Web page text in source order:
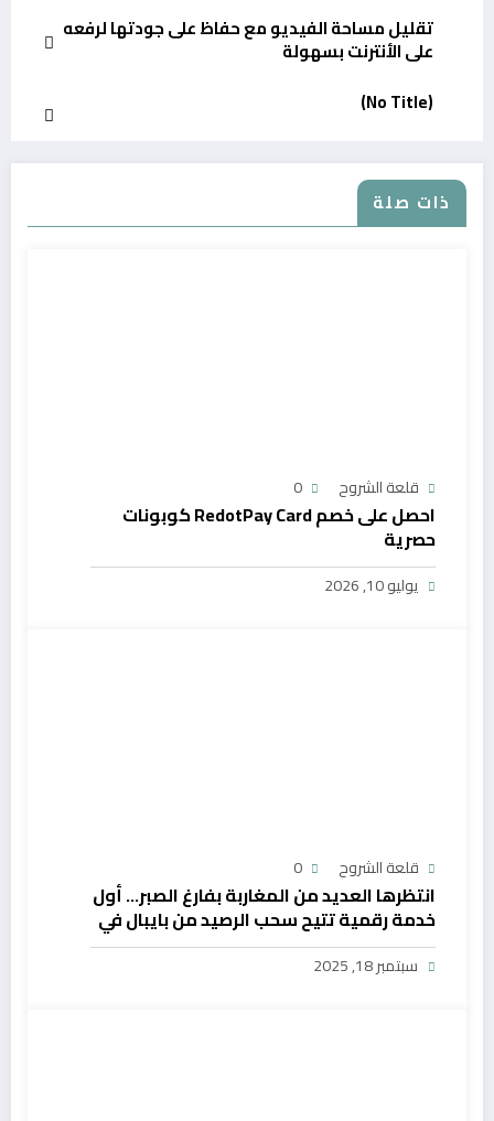
تقليل مساحة الفيديو مع حفاظ على جودتها لرفعه
على الأنترنت بسهولة
(No Title)
ذات صلة
قلعة الشروح 0
احصل على خصم RedotPay Card كوبونات
حصرية
يوليو 10, 2026
قلعة الشروح 0
انتظرها العديد من المغاربة بفارغ الصبر… أول
خدمة رقمية تتيح سحب الرصيد من بايبال في
المغرب
سبتمبر 18, 2025